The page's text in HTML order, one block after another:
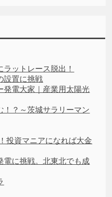
ットレース脱出！
設置に挑戦
発電大家｜産業用太陽光
！？～茨城サラリーマン
投資マニアになれば大金
電に挑戦。北東北でも成